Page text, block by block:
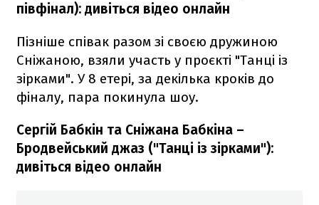
півфінал): дивіться відео онлайн
Пізніше співак разом зі своєю дружиною
Сніжаною, взяли участь у проєкті "Танці із
зірками". У 8 етері, за декілька кроків до
фіналу, пара покинула шоу.
Сергій Бабкін та Сніжана Бабкіна –
Бродвейський джаз ("Танці із зірками"):
дивіться відео онлайн